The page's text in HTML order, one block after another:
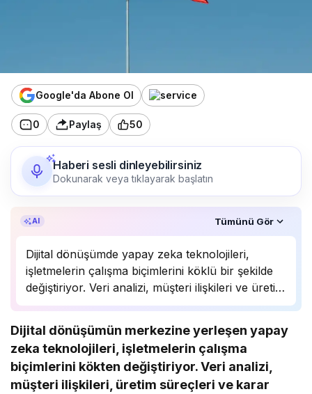
Google'da Abone Ol
0 Paylaş 50
Haberi sesli dinleyebilirsiniz
Dokunarak veya tıklayarak başlatın
AI Tümünü Gör
Dijital dönüşümde yapay zeka teknolojileri,
işletmelerin çalışma biçimlerini köklü bir şekilde
değiştiriyor. Veri analizi, müşteri ilişkileri ve üretim
süreçlerinde önemli bir rol oynayan yapay zeka,
Uzmanlar, bu teknolojinin önümüzdeki yıllarda
daha da yaygınlaşarak…
Dijital dönüşümün merkezine yerleşen yapay
zeka teknolojileri, işletmelerin çalışma
biçimlerini kökten değiştiriyor. Veri analizi,
müşteri ilişkileri, üretim süreçleri ve karar